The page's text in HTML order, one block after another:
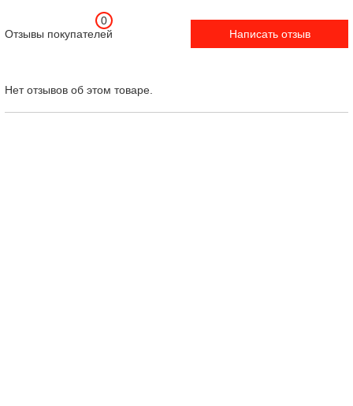
Отзывы покупателей
0
Написать отзыв
Нет отзывов об этом товаре.